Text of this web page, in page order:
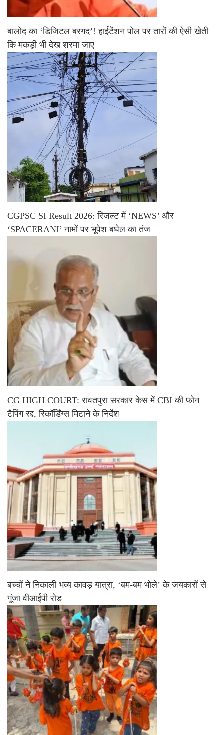
बालोद का ‘डिजिटल बरगद’! हाईटेंशन पोल पर तारों की ऐसी खेती
कि मकड़ी भी देख शरमा जाए
CGPSC SI Result 2026: रिजल्ट में ‘NEWS’ और
‘SPACERANI’ नामों पर भूपेश बघेल का तंज
CG HIGH COURT: रावतपुरा सरकार केस में CBI की फोन
टैपिंग रद्द, रिकॉर्डिंग्स मिटाने के निर्देश
बच्चों ने निकाली भव्य कावड़ यात्रा, ‘बम-बम भोले’ के जयकारों से
गूंजा वीआईपी रोड